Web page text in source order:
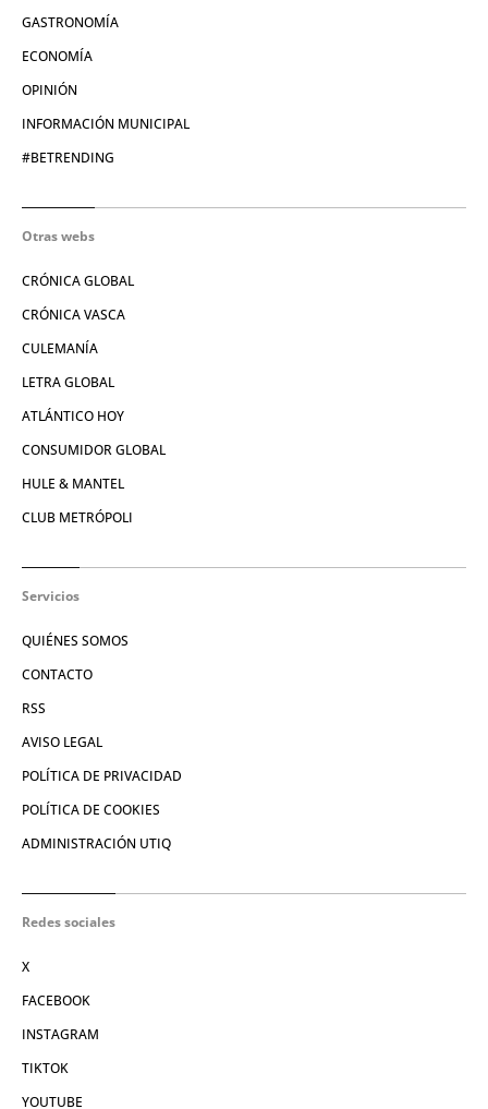
GASTRONOMÍA
ECONOMÍA
OPINIÓN
INFORMACIÓN MUNICIPAL
#BETRENDING
Otras webs
CRÓNICA GLOBAL
CRÓNICA VASCA
CULEMANÍA
LETRA GLOBAL
ATLÁNTICO HOY
CONSUMIDOR GLOBAL
HULE & MANTEL
CLUB METRÓPOLI
Servicios
QUIÉNES SOMOS
CONTACTO
RSS
AVISO LEGAL
POLÍTICA DE PRIVACIDAD
POLÍTICA DE COOKIES
ADMINISTRACIÓN UTIQ
Redes sociales
X
FACEBOOK
INSTAGRAM
TIKTOK
YOUTUBE